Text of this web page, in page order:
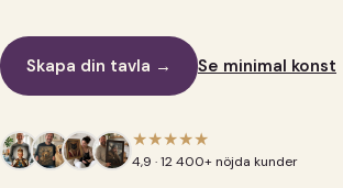
Skapa din tavla → Se minimal konst
★★★★★
4,9 · 12 400+ nöjda kunder